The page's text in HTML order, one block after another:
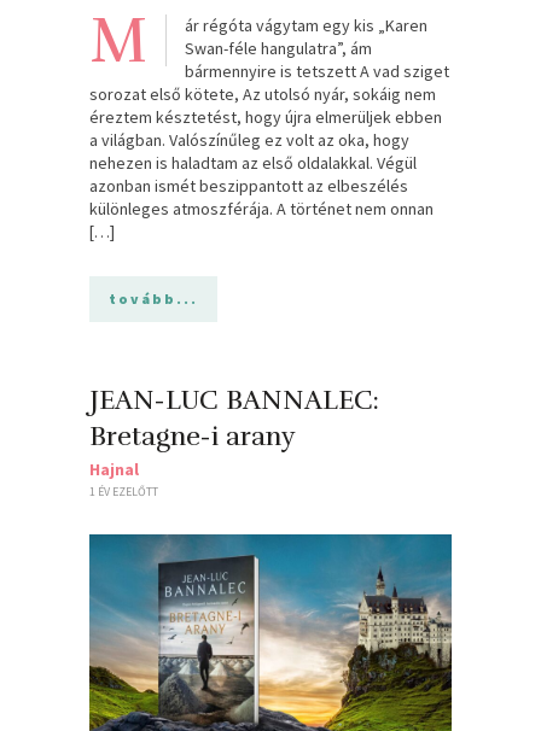
M
ár régóta vágytam egy kis „Karen
Swan-féle hangulatra”, ám
bármennyire is tetszett A vad sziget
sorozat első kötete, Az utolsó nyár, sokáig nem
éreztem késztetést, hogy újra elmerüljek ebben
a világban. Valószínűleg ez volt az oka, hogy
nehezen is haladtam az első oldalakkal. Végül
azonban ismét beszippantott az elbeszélés
különleges atmoszférája. A történet nem onnan
[…]
tovább...
JEAN-LUC BANNALEC:
Bretagne-i arany
Hajnal
1 ÉV EZELŐTT